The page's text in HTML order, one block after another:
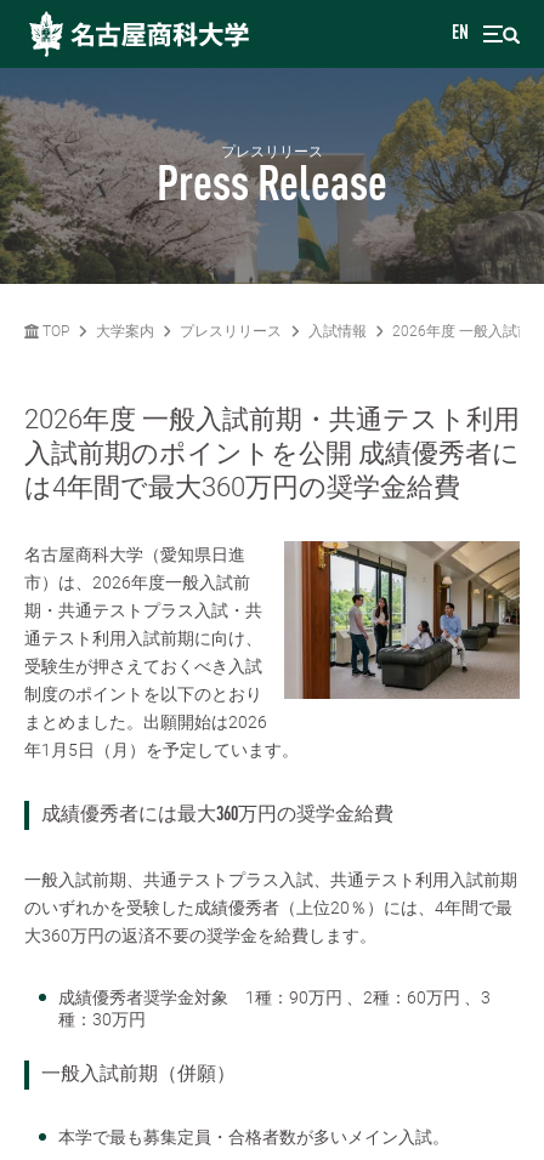
EN
プレスリリース
Press Release
TOP 大学案内 プレスリリース 入試情報 2026年度 一般入試前
2026年度 一般入試前期・共通テスト利用
入試前期のポイントを公開 成績優秀者に
は4年間で最大360万円の奨学金給費
名古屋商科大学（愛知県日進
市）は、2026年度一般入試前
期・共通テストプラス入試・共
通テスト利用入試前期に向け、
受験生が押さえておくべき入試
制度のポイントを以下のとおり
まとめました。出願開始は2026
年1月5日（月）を予定しています。
成績優秀者には最大360万円の奨学金給費
一般入試前期、共通テストプラス入試、共通テスト利用入試前期
のいずれかを受験した成績優秀者（上位20％）には、4年間で最
大360万円の返済不要の奨学金を給費します。
成績優秀者奨学金対象 1種：90万円 、2種：60万円 、3
種：30万円
一般入試前期（併願）
本学で最も募集定員・合格者数が多いメイン入試。